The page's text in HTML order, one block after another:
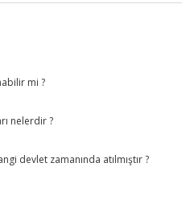
mi ?
nelerdir ?
devlet zamanında atılmıştır ?